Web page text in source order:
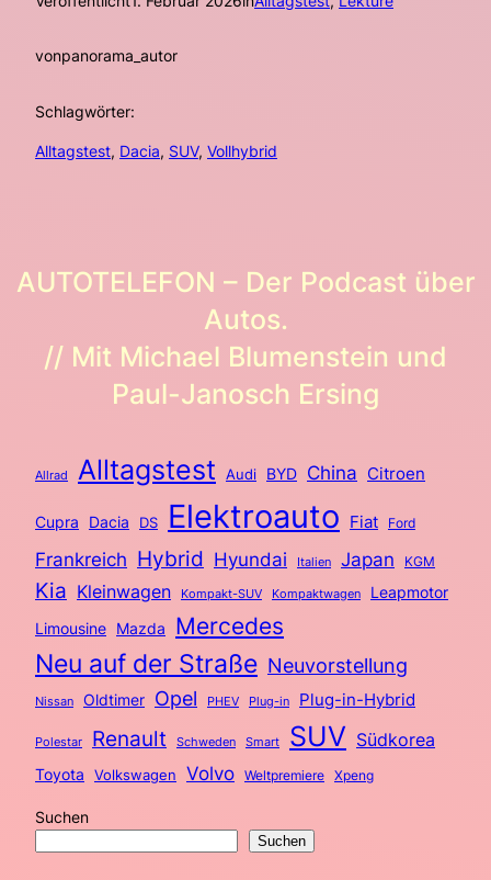
vonpanorama_autor
Schlagwörter:
Alltagstest, Dacia, SUV, Vollhybrid
AUTOTELEFON – Der Podcast über
Autos.
// Mit Michael Blumenstein und
Paul-Janosch Ersing
Allrad Alltagstest Audi BYD China Citroen
Cupra Dacia DS Elektroauto Fiat Ford
Frankreich Hybrid Hyundai Italien Japan KGM
Kia Kleinwagen Kompakt-SUV Kompaktwagen Leapmotor
Limousine Mazda Mercedes
Neu auf der Straße Neuvorstellung
Nissan Oldtimer Opel PHEV Plug-in Plug-in-Hybrid
Polestar Renault Schweden Smart SUV Südkorea
Toyota Volkswagen Volvo Weltpremiere Xpeng
Suchen
Suchen